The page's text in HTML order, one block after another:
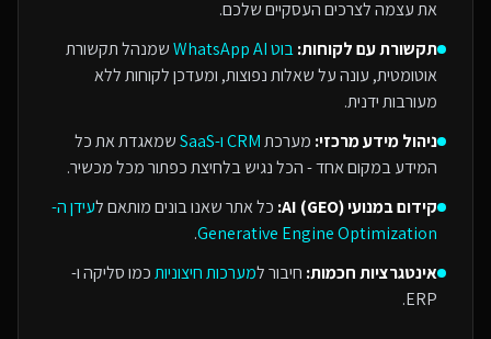
את עצמה לצרכים העסקיים שלכם.
תקשורת עם לקוחות:בוט WhatsApp AI
שמנהל תקשורת
אוטומטית, עונה על שאלות נפוצות, ומעדכן לקוחות ללא
מעורבות ידנית.
ניהול מידע מרכזי: מערכתCRM ו-SaaS
שמאגדת את כל
המידע במקום אחד - הכל נגיש בלחיצת כפתור מכל מכשיר.
קידום במנועי AI (GEO):
כל אתר שאנו בונים מותאם לעידן ה-
Generative Engine Optimization
.
אינטגרציות חכמות: חיבור למערכות חיצוניותכמו סליקה ו-
ERP.